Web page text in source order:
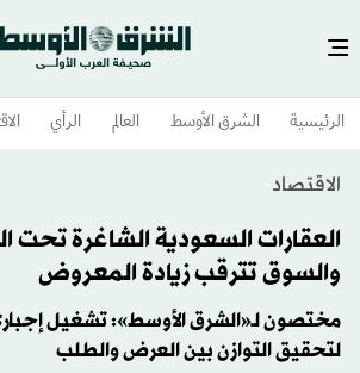
الرئيسية الشرق الأوسط​ العالم الرأي
الاقتصاد
العقارات السعودية الشاغرة تحت
والسوق تترقب زيادة المعروض
مختصون لـ«الشرق الأوسط»: تشغيل
لتحقيق التوازن بين العرض والطلب